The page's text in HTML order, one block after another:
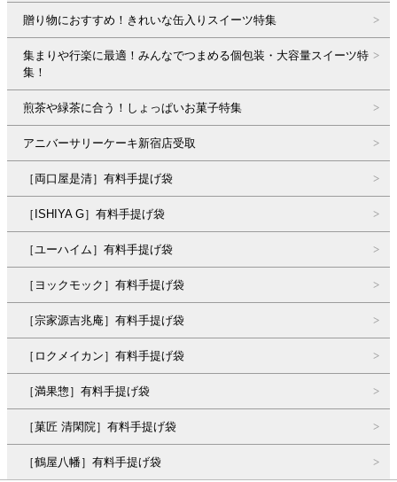
贈り物におすすめ！きれいな缶入りスイーツ特集
集まりや行楽に最適！みんなでつまめる個包装・大容量スイーツ特
集！
煎茶や緑茶に合う！しょっぱいお菓子特集
アニバーサリーケーキ新宿店受取
［両口屋是清］有料手提げ袋
［ISHIYA G］有料手提げ袋
［ユーハイム］有料手提げ袋
［ヨックモック］有料手提げ袋
［宗家源吉兆庵］有料手提げ袋
［ロクメイカン］有料手提げ袋
［満果惣］有料手提げ袋
［菓匠 清閑院］有料手提げ袋
［鶴屋八幡］有料手提げ袋